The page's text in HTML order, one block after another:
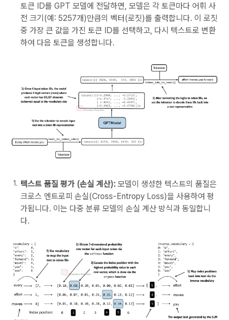
토큰 ID를 GPT 모델에 전달하면, 모델은 각 토큰마다 어휘 사
전 크기(예: 5257개)만큼의 벡터(로짓)를 출력합니다. 이 로짓
중 가장 큰 값을 가진 토큰 ID를 선택하고, 다시 텍스트로 변환
하여 다음 토큰을 생성합니다.
텍스트 품질 평가 (손실 계산): 모델이 생성한 텍스트의 품질은
크로스 엔트로피 손실(Cross-Entropy Loss)을 사용하여 평
가됩니다. 이는 다중 분류 모델의 손실 계산 방식과 동일합니
다.